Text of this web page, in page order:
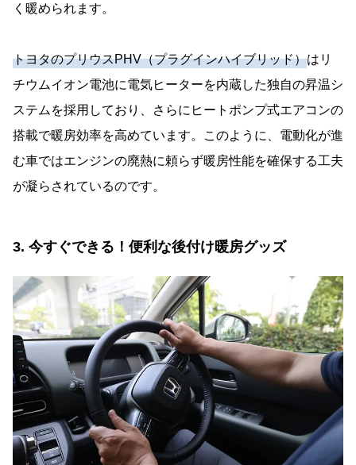
く暖められます。
トヨタのプリウスPHV（プラグインハイブリッド）はリ
チウムイオン電池に電気ヒーターを内蔵した独自の昇温シ
ステムを採用しており、さらにヒートポンプ式エアコンの
搭載で暖房効率を高めています。このように、電動化が進
む車ではエンジンの廃熱に頼らず暖房性能を確保する工夫
が凝らされているのです。
3. 今すぐできる！便利な後付け暖房グッズ